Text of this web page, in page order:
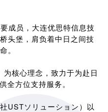
成员，大连优思特信息技
头堡，肩负着中日之间技
。
核心理念，致力于为赴日
全方位支持服务。
USTソリューション）以